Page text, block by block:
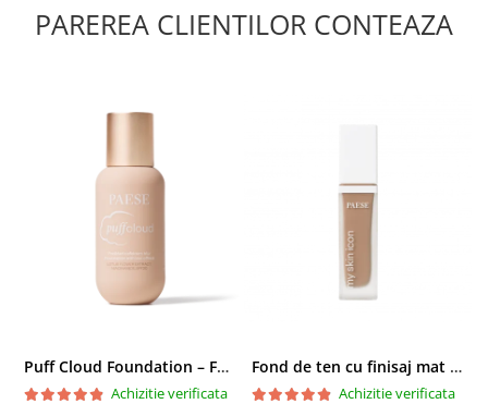
PAREREA CLIENTILOR CONTEAZA
Puff Cloud Foundation – Fond de ten cu efect natural
Achizitie verificata
Fond de ten cu finisaj mat si satinat, 3C ALMOND - 33 ml
Achizitie verificata